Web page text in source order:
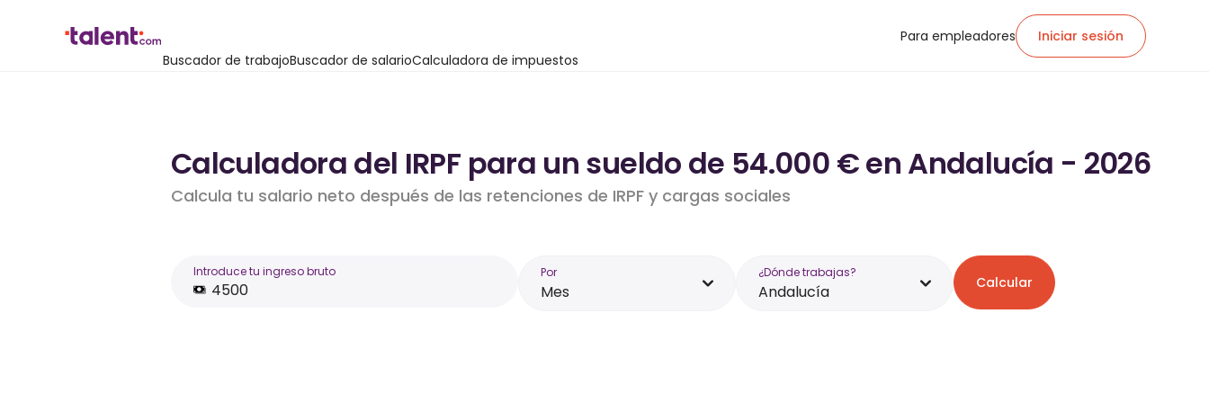
Buscador de trabajoBuscador de salarioCalculadora de impuestos
Para empleadores Iniciar sesión
Calculadora del IRPF para un sueldo de 54.000 € en Andalucía - 2026
Calcula tu salario neto después de las retenciones de IRPF y cargas sociales
Introduce tu ingreso bruto Por
Mes
¿Dónde trabajas?
Andalucía Calcular